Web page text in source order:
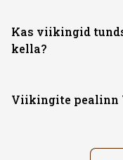
Kas viikingid
kella?
Viikingite pealinn